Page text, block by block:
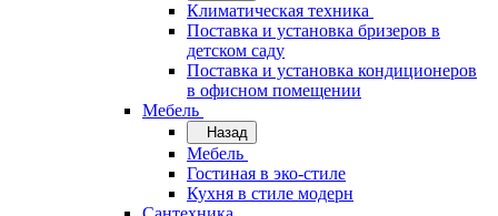
Климатическая техника
Поставка и установка бризеров в
детском саду
Поставка и установка кондиционеров
в офисном помещении
Мебель
Назад
Мебель
Гостиная в эко-стиле
Кухня в стиле модерн